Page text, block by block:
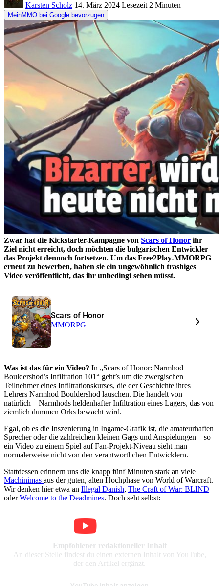
Karsten Scholz 14. März 2024 Lesezeit 2 Minuten
MeinMMO bei Google bevorzugen
Zwar hat die Kickstarter-Kampagne von Scars of Honor ihr
Ziel nicht erreicht, doch möchten die bulgarischen Entwickler
das Projekt dennoch fortsetzen. Um das Free2Play-MMORPG
erneut zu bewerben, haben sie ein ungewöhnlich trashiges
Video veröffentlicht, das ihr unbedingt sehen müsst.
Scars of Honor
MMORPG
Was ist das für ein Video? In „Scars of Honor: Narmhod
Bouldershod’s Infiltration 101“ geht’s um die zwergischen
Teilnehmer eines Infiltrationskurses, die der Geschichte ihres
Lehrers Narmhod Bouldershod lauschen. Die handelt von –
natürlich – Narmhods heldenhafter Infiltration eines Lagers, das von
ziemlich dummen Orks bewacht wird.
Egal, ob es die Inszenierung in Ingame-Grafik ist, die amateurhaften
Sprecher oder die zahlreichen kleinen Gags und Anspielungen – so
ein Video zu einem Spiel auf Fan-Projekt-Niveau sieht man
normalerweise nicht von den verantwortlichen Entwicklern.
Stattdessen erinnern uns die knapp fünf Minuten stark an viele
Machinimas aus der guten, alten Hochphase von World of Warcraft.
Wir denken hier etwa an Illegal Danish, The Craft of War: BLIND
oderWelcome to the Deadmines. Doch seht selbst:
Empfohlener redaktioneller Inhalt
An dieser Stelle findest du einen externen Inhalt von YouTube,
der den Artikel ergänzt.